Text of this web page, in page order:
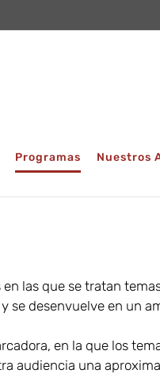
Programas Nuestros
las que se tratan
desenvuelve en un
en la que los
audiencia una